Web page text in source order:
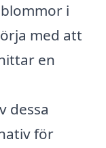
i
med att
en
dessa
för